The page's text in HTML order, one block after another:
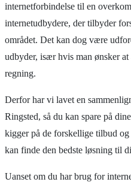
internetforbindelse til en
internetudbydere, der tilbyder
området. Det kan dog være
udbyder, især hvis man ønsker at
regning.
Derfor har vi lavet en
Ringsted, så du kan spare på
kigger på de forskellige tilbud
kan finde den bedste løsning til
Uanset om du har brug for